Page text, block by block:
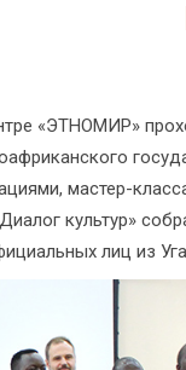
«ЭТНОМИР»
мастер-
культур»
лиц из